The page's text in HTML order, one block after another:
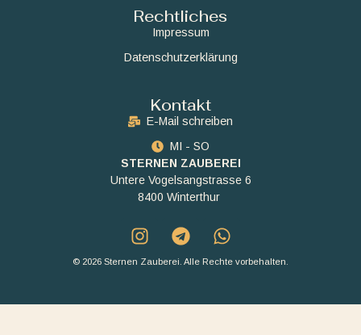
Rechtliches
Impressum
Datenschutzerklärung
Kontakt
E-Mail schreiben
MI - SO
STERNEN ZAUBEREI
Untere Vogelsangstrasse 6
8400 Winterthur
© 2026 Sternen Zauberei. Alle Rechte vorbehalten.